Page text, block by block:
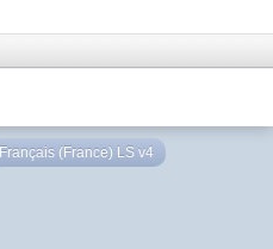
Français (France) LS v4